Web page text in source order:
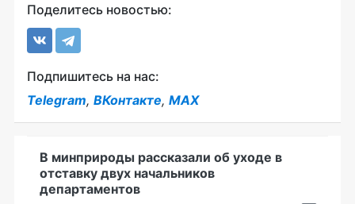
Поделитесь новостью:
Подпишитесь на нас:
Telegram, ВКонтакте, MAX
В минприроды рассказали об уходе в
отставку двух начальников
департаментов